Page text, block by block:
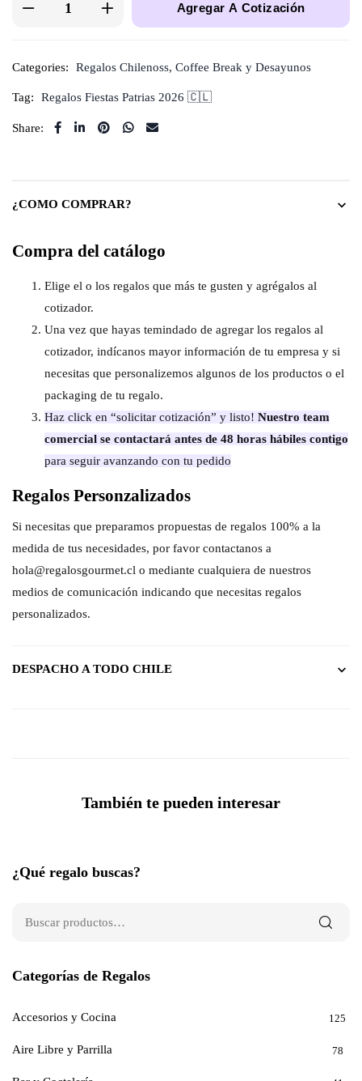
Agregar A Cotización
Categories: Regalos Chilenoss, Coffee Break y Desayunos
Tag: Regalos Fiestas Patrias 2026 🇨🇱
Share:
¿COMO COMPRAR?
Compra del catálogo
Elige el o los regalos que más te gusten y agrégalos al
cotizador.
Una vez que hayas temindado de agregar los regalos al
cotizador, indícanos mayor información de tu empresa y si
necesitas que personalizemos algunos de los productos o el
packaging de tu regalo.
Haz click en “solicitar cotización” y listo! Nuestro team
comercial se contactará antes de 48 horas hábiles contigo
para seguir avanzando con tu pedido
Regalos Personzalizados
Si necesitas que preparamos propuestas de regalos 100% a la
medida de tus necesidades, por favor contactanos a
hola@regalosgourmet.cl o mediante cualquiera de nuestros
medios de comunicación indicando que necesitas regalos
personalizados.
DESPACHO A TODO CHILE
También te pueden interesar
¿Qué regalo buscas?
Categorías de Regalos
Accesorios y Cocina 125
Aire Libre y Parrilla 78